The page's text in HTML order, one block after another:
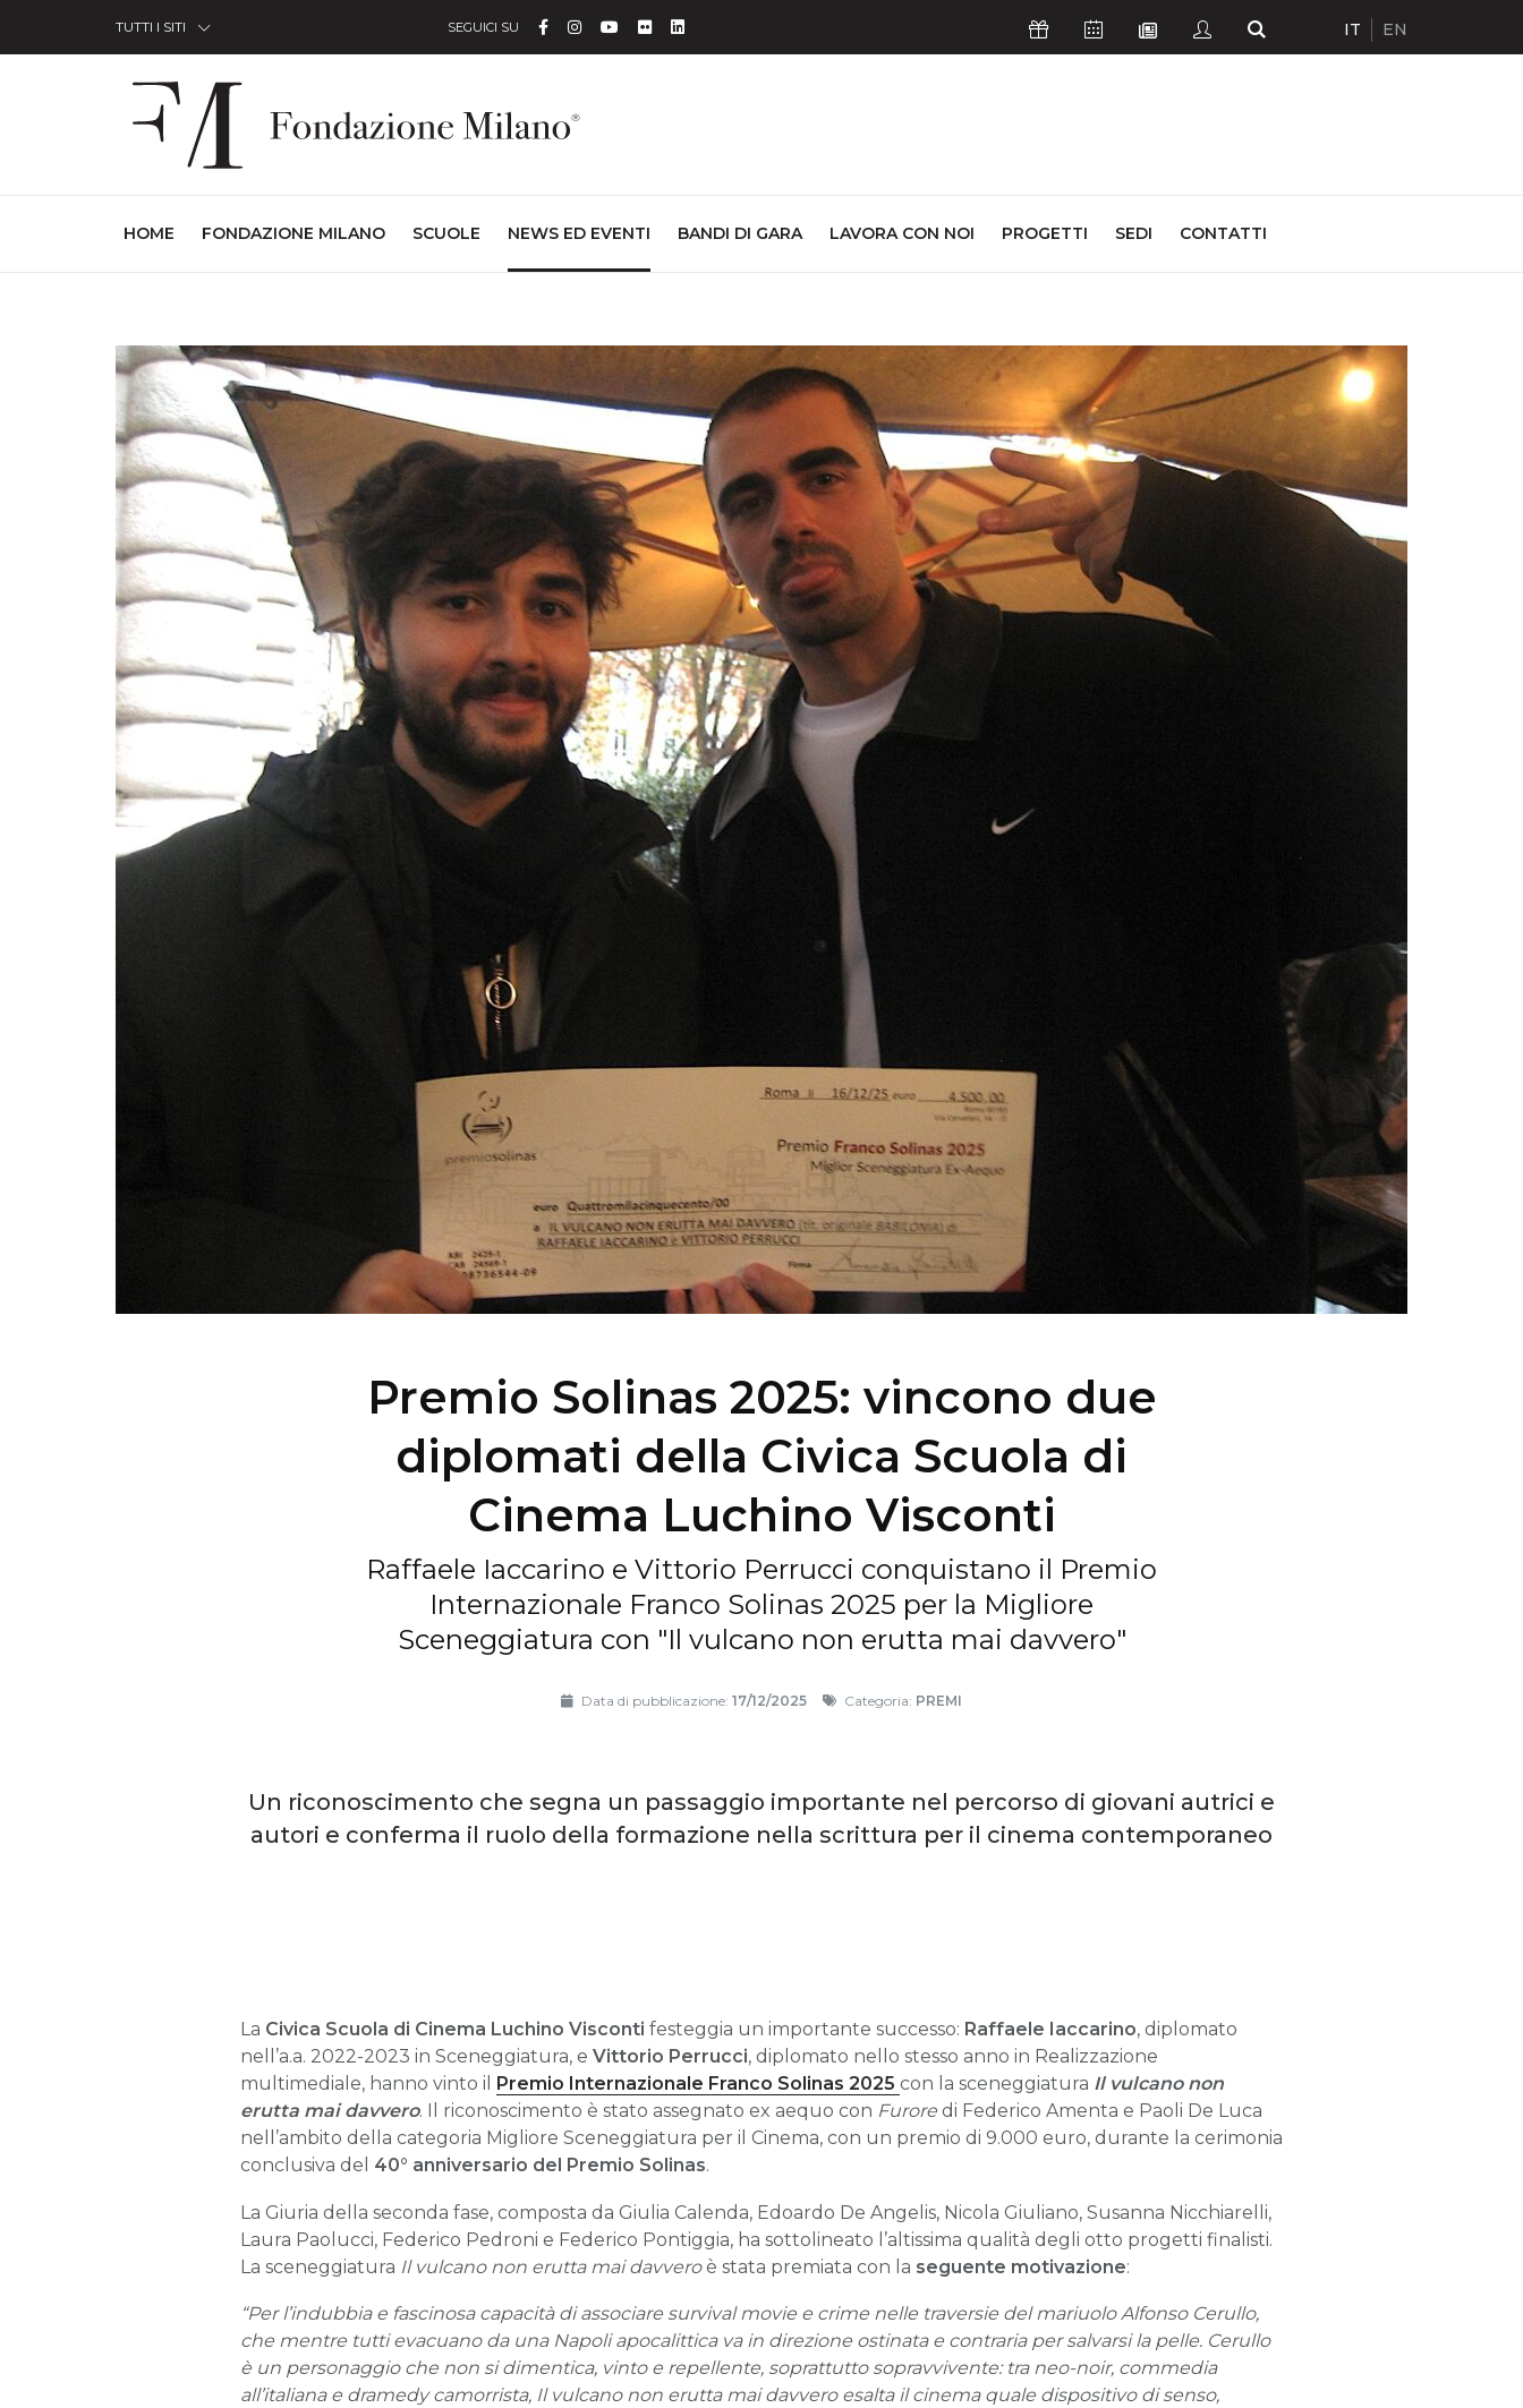
TUTTI I SITI SEGUICI SU Facebook
Instagram
YouTube
FlickrLinkedin Icona SostieniciIcona Calendario Eventi
Icona Newsletter
Icona StudentiIcona Cerca
IT EN
HOME (CURRENT)
FONDAZIONE MILANO SCUOLE NEWS ED EVENTI BANDI DI GARA LAVORA CON NOI PROGETTI SEDI CONTATTI
Premio Solinas 2025: vincono due
diplomati della Civica Scuola di
Cinema Luchino Visconti
Raffaele Iaccarino e Vittorio Perrucci conquistano il Premio
Internazionale Franco Solinas 2025 per la Migliore
Sceneggiatura con "Il vulcano non erutta mai davvero"
Data di pubblicazione:17/12/2025 Categoria: PREMI
Un riconoscimento che segna un passaggio importante nel percorso di giovani autrici e
autori e conferma il ruolo della formazione nella scrittura per il cinema contemporaneo
La Civica Scuola di Cinema Luchino Visconti festeggia un importante successo: Raffaele Iaccarino, diplomato
nell’a.a. 2022-2023 in Sceneggiatura, e Vittorio Perrucci, diplomato nello stesso anno in Realizzazione
multimediale, hanno vinto il Premio Internazionale Franco Solinas 2025 con la sceneggiatura Il vulcano non
erutta mai davvero. Il riconoscimento è stato assegnato ex aequo con Furore di Federico Amenta e Paoli De Luca
nell’ambito della categoria Migliore Sceneggiatura per il Cinema, con un premio di 9.000 euro, durante la cerimonia
conclusiva del 40° anniversario del Premio Solinas.
La Giuria della seconda fase, composta da Giulia Calenda, Edoardo De Angelis, Nicola Giuliano, Susanna Nicchiarelli,
Laura Paolucci, Federico Pedroni e Federico Pontiggia, ha sottolineato l’altissima qualità degli otto progetti finalisti.
La sceneggiatura Il vulcano non erutta mai davveroè stata premiata con la seguente motivazione:
“Per l’indubbia e fascinosa capacità di associare survival movie e crime nelle traversie del mariuolo Alfonso Cerullo,
che mentre tutti evacuano da una Napoli apocalittica va in direzione ostinata e contraria per salvarsi la pelle. Cerullo
è un personaggio che non si dimentica, vinto e repellente, soprattutto sopravvivente: tra neo-noir, commedia
all’italiana e dramedy camorrista, Il vulcano non erutta mai davvero esalta il cinema quale dispositivo di senso,